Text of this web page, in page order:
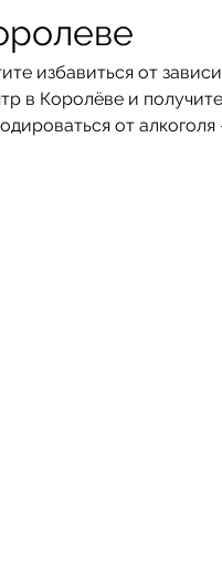
избавиться от
в Королёве и
от